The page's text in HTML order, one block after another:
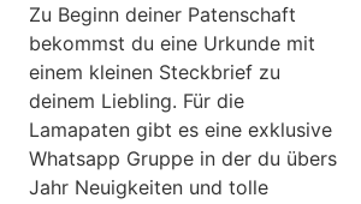
Zu Beginn deiner Patenschaft
bekommst du eine Urkunde mit
einem kleinen Steckbrief zu
deinem Liebling. Für die
Lamapaten gibt es eine exklusive
Whatsapp Gruppe in der du übers
Jahr Neuigkeiten und tolle